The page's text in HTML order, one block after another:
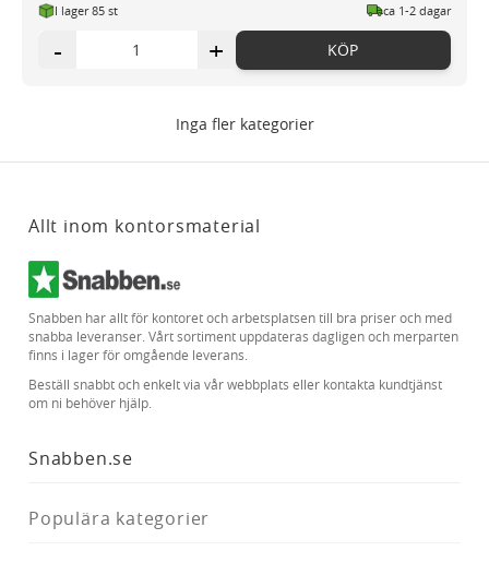
I lager 85 st ca 1-2 dagar
- + KÖP
Inga fler kategorier
Allt inom kontorsmaterial
Snabben har allt för kontoret och arbetsplatsen till bra priser och med
snabba leveranser. Vårt sortiment uppdateras dagligen och merparten
finns i lager för omgående leverans.
Beställ snabbt och enkelt via vår webbplats eller kontakta kundtjänst
om ni behöver hjälp.
Snabben.se
Populära kategorier